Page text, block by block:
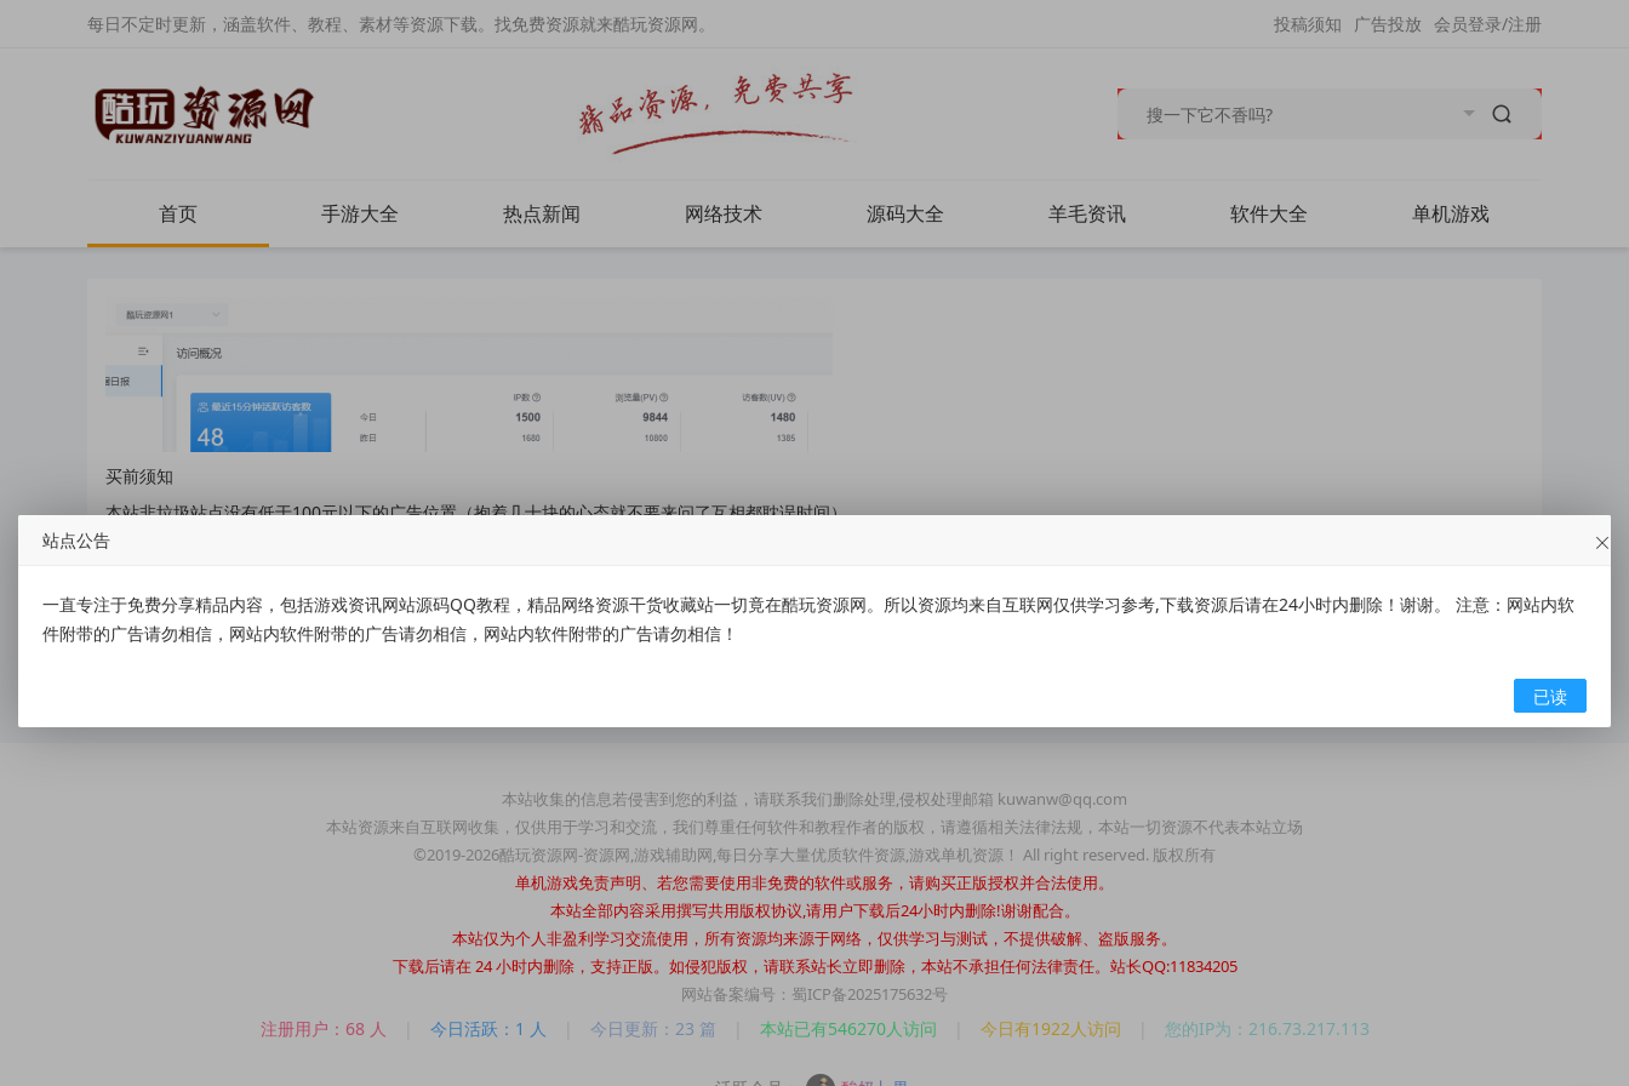
每日不定时更新，涵盖软件、教程、素材等资源下载。找免费资源就来酷玩资源网。 会员登录/注册
广告投放
投稿须知
首页 手游大全 热点新闻 网络技术 源码大全 羊毛资讯 软件大全 单机游戏
买前须知
本站非垃圾站点没有低于100元以下的广告位置（抱着几十块的心态就不要来问了互相都耽误时间）
本站均为真实人气，没有通过刷IP等渠道进行伪造虚假数据。
一经发现广告商存在诈骗行为 立刻终止合作 清理广告 并不退款
联系方式
本站收集的信息若侵害到您的利益，请联系我们删除处理,侵权处理邮箱 kuwanw@qq.com
本站资源来自互联网收集，仅供用于学习和交流，我们尊重任何软件和教程作者的版权，请遵循相关法律法规，本站一切资源不代表本站立场
©2019-2026酷玩资源网-资源网,游戏辅助网,每日分享大量优质软件资源,游戏单机资源！ All right reserved. 版权所有
单机游戏免责声明、若您需要使用非免费的软件或服务，请购买正版授权并合法使用。
本站全部内容采用撰写共用版权协议,请用户下载后24小时内删除!谢谢配合。
本站仅为个人非盈利学习交流使用，所有资源均来源于网络，仅供学习与测试，不提供破解、盗版服务。
下载后请在 24 小时内删除，支持正版。如侵犯版权，请联系站长立即删除，本站不承担任何法律责任。站长QQ:11834205
网站备案编号：蜀ICP备2025175632号
注册用户：68 人 今日活跃：1 人 今日更新：23 篇 本站已有546270人访问 今日有1922人访问 您的IP为：216.73.217.113
站点公告
一直专注于免费分享精品内容，包括游戏资讯网站源码QQ教程，精品网络资源干货收藏站一切竟在酷玩资源网。所以资源均来自互联网仅供学习参考,下载资源后请在24小时内删除！谢谢。 注意：网站内软
件附带的广告请勿相信，网站内软件附带的广告请勿相信，网站内软件附带的广告请勿相信！
已读